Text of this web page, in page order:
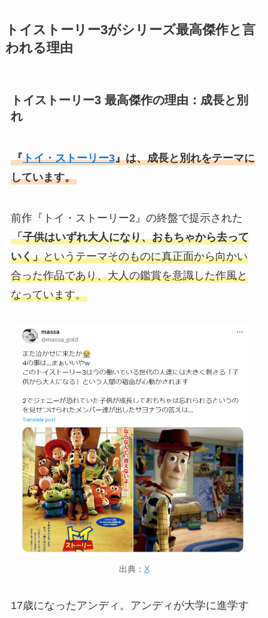
トイストーリー3がシリーズ最高傑作と言
われる理由
トイストーリー3 最高傑作の理由：成長と別
れ
『トイ・ストーリー3』は、成長と別れをテーマに
しています。
前作『トイ・ストーリー2』の終盤で提示された
「子供はいずれ大人になり、おもちゃから去って
いく」というテーマそのものに真正面から向かい
合った作品であり、大人の鑑賞を意識した作風と
なっています。
出典： X
17歳になったアンディ。アンディが大学に進学す